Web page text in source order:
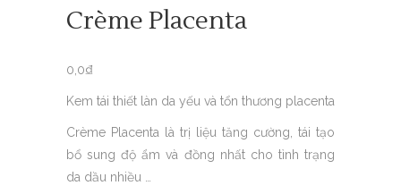
Crème Placenta
0,0₫
Kem tái thiết làn da yếu và tổn thương placenta
Crème Placenta là trị liệu tăng cường, tái tạo
bổ sung độ ẩm và đồng nhất cho tình trạng
da dầu nhiều …